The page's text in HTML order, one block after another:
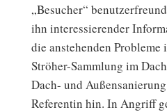
„Besucher“
ihn interessierender
die anstehenden Probleme
Ströher-Sammlung im
Dach- und
Referentin hin. In Angriff